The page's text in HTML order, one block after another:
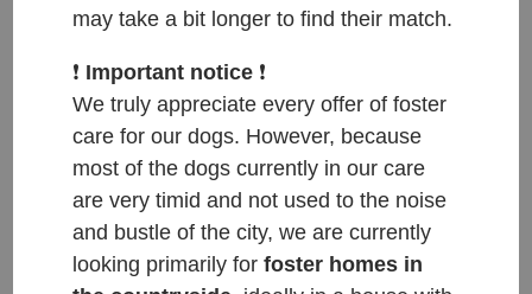
may take a bit longer to find their match.
❗️ Important notice ❗️
We truly appreciate every offer of foster
care for our dogs. However, because
most of the dogs currently in our care
are very timid and not used to the noise
and bustle of the city, we are currently
looking primarily forfoster homes in